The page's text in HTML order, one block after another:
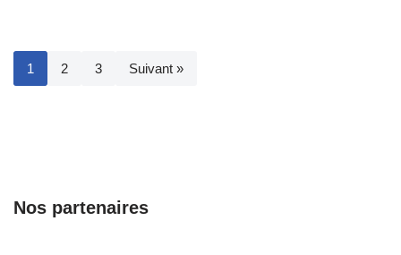
1 2 3 Suivant »
Nos partenaires